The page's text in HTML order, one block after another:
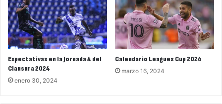
Expectativas en la Jornada 4 del
Clausura 2024
enero 30, 2024
Calendario Leagues Cup 2024
marzo 16, 2024